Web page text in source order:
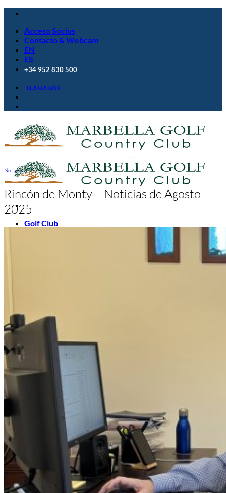
Saltar
contenidoAcceso Socios
Contacto & Webcam
EN
ES
+34 952 830 500
LLÁMANOS
Golf Club
Calendario de eventos
Noticias
Últimas noticias
Newsletters
Noticias
Rincón de Monty – Noticias de Agosto
2025